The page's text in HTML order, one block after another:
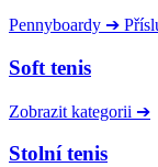
Pennyboardy ➔
Soft tenis
Zobrazit kategorii ➔
Stolní tenis